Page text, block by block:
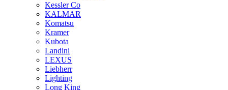
Kessler Co
KALMAR
Komatsu
Kramer
Kubota
Landini
LEXUS
Liebherr
Lighting
Long King